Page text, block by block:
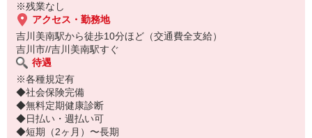
※残業なし
アクセス・勤務地
吉川美南駅から徒歩10分ほど（交通費全支給）
吉川市//吉川美南駅すぐ
待遇
※各種規定有
◆社会保険完備
◆無料定期健康診断
◆日払い・週払い可
◆短期（2ヶ月）〜長期